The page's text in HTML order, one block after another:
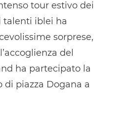
tour estivo dei
talenti iblei ha
sorprese,
del
ha partecipato la
piazza Dogana a